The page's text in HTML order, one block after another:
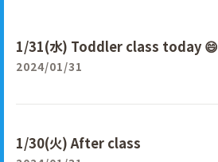
1/31(水) Toddler class today 😄
2024/01/31
1/30(火) After class